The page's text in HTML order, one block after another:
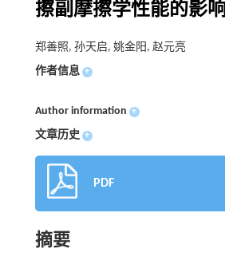
擦副摩擦学性能的影响
郑善照, 孙天启, 姚金阳, 赵元亮
作者信息 +
Author information +
文章历史 +
PDF
摘要